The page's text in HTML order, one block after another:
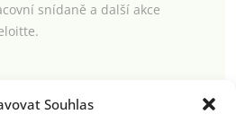
Souhlas
snídaně a další akce